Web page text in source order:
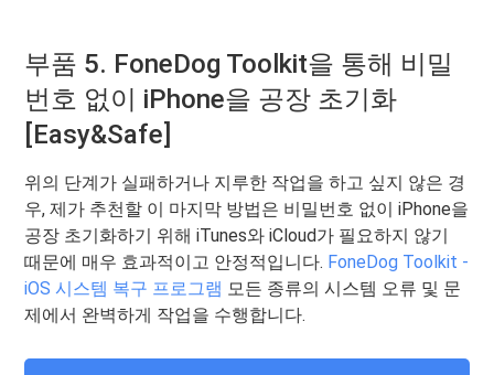
부품 5. FoneDog Toolkit을 통해 비밀
번호 없이 iPhone을 공장 초기화
[Easy&Safe]
위의 단계가 실패하거나 지루한 작업을 하고 싶지 않은 경
우, 제가 추천할 이 마지막 방법은 비밀번호 없이 iPhone을
공장 초기화하기 위해 iTunes와 iCloud가 필요하지 않기
때문에 매우 효과적이고 안정적입니다. FoneDog Toolkit -
iOS 시스템 복구 프로그램 모든 종류의 시스템 오류 및 문
제에서 완벽하게 작업을 수행합니다.